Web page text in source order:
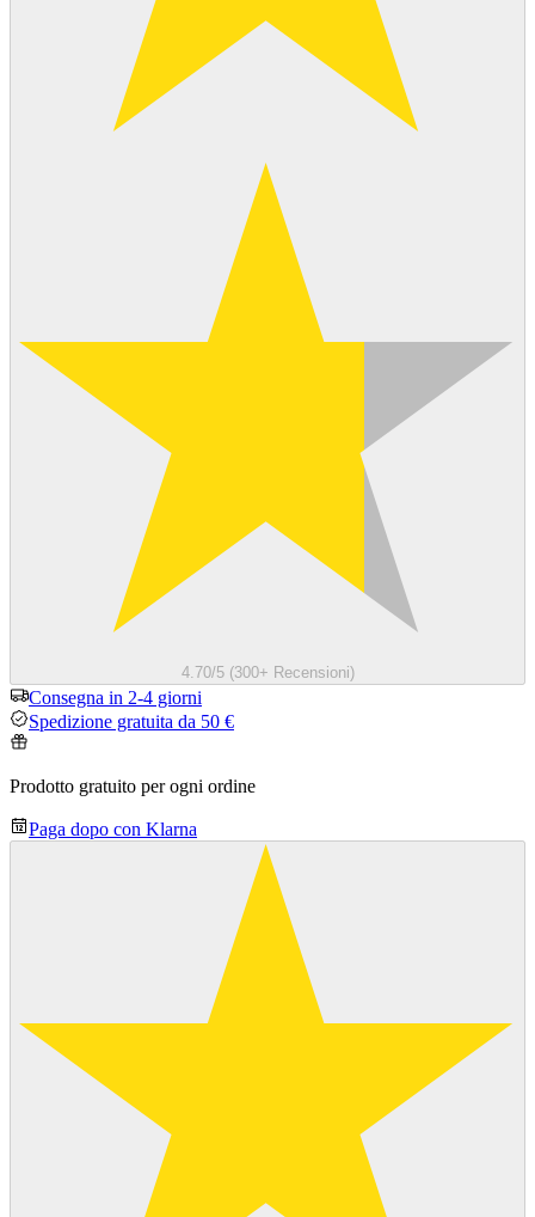
4.70/5 (300+ Recensioni)
Consegna in 2-4 giorni
Spedizione gratuita da 50 €
Prodotto gratuito per ogni ordine
Paga dopo con Klarna